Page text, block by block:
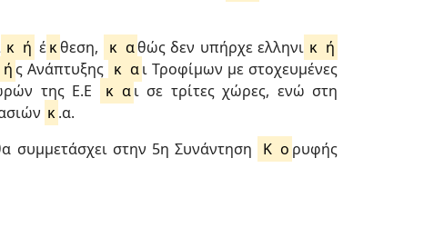
κ ή έκθεση, κ αθώς δεν υπήρχε ελληνι κ ή
ή ς Ανάπτυξης κ αι Τροφίμων με στοχευμένες
της Ε.Ε κ α ι σε τρίτες χώρες, ενώ στη
κ.α.
συμμετάσχει στην 5η Συνάντηση Κ ο ρυφής